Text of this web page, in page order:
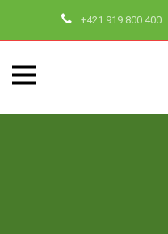
+421 919 800 400